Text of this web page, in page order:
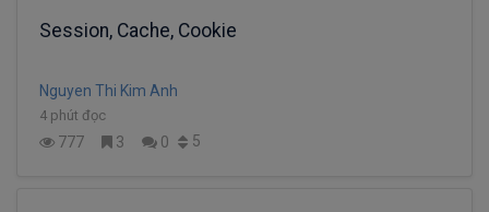
Session, Cache, Cookie
Nguyen Thi Kim Anh
4 phút đọc
777 3 0 5